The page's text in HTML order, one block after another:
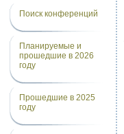
Поиск конференций
Планируемые и
прошедшие в 2026
году
Прошедшие в 2025
году